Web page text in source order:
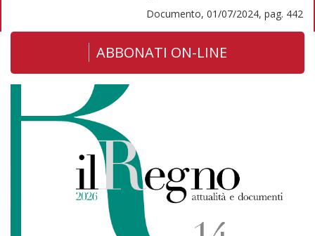
Documento, 01/07/2024, pag. 442
ABBONATI ON-LINE